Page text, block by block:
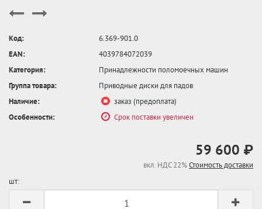
Код:
6.369-901.0
EAN:
4039784072039
Категория:
Принадлежности поломоечных машин
Группа товара:
Приводные диски для падов
Наличие:
заказ (предоплата)
Особенности:
Срок поставки увеличен
59 600 ₽
вкл. НДС 22%Стоимость доставки
шт: